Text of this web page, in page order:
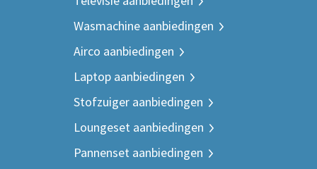
Wasmachine aanbiedingen
Airco aanbiedingen
Laptop aanbiedingen
Stofzuiger aanbiedingen
Loungeset aanbiedingen
Pannenset aanbiedingen